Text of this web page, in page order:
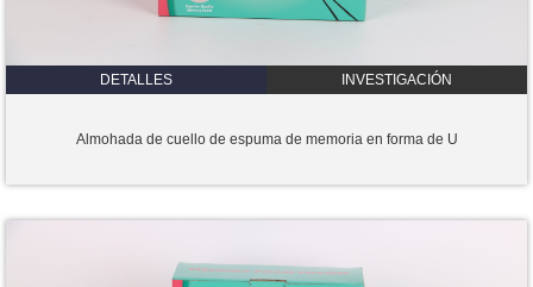
DETALLES INVESTIGACIÓN
Almohada de cuello de espuma de memoria en forma de U